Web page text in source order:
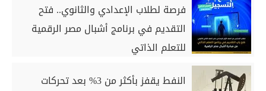
فرصة لطلاب الإعدادي والثانوي.. فتح
التقديم في برنامج أشبال مصر الرقمية
للتعلم الذاتي
النفط يقفز بأكثر من 3% بعد تحركات